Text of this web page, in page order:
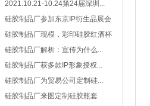
2021.10.21-10.24第24届深圳...
硅胶制品厂参加东京IP衍生品展会
硅胶制品厂现模，彩印硅胶红酒杯
硅胶制品厂解析：宣传为什么...
硅胶制品厂获多款IP形象授权...
硅胶制品厂为贸易公司定制硅...
硅胶制品厂来图定制硅胶瓶套